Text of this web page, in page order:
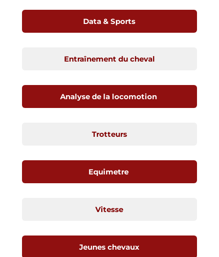
Data & Sports
Entraînement du cheval
Analyse de la locomotion
Trotteurs
Equimetre
Vitesse
Jeunes chevaux